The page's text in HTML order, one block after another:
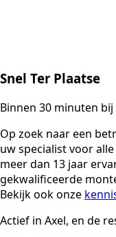
Snel Ter Plaatse
Binnen 30 minuten bij
Op zoek naar een
uw specialist voor
meer dan 13 jaar
gekwalificeerde
Bekijk ook onze
Actief in Axel, en de